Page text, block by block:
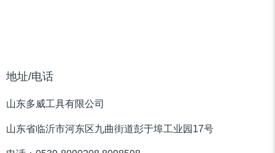
地址/电话
山东多威工具有限公司
山东省临沂市河东区九曲街道彭于埠工业园17号